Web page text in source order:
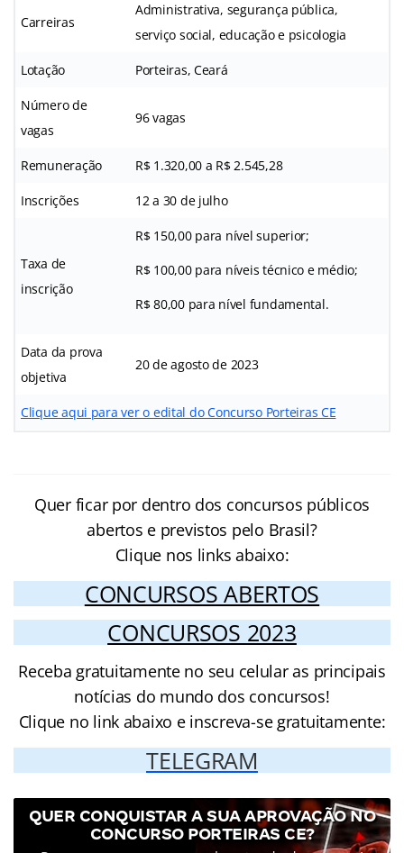
Carreiras
Administrativa, segurança pública,
serviço social, educação e psicologia
Lotação Porteiras, Ceará
Número de
vagas
96 vagas
Remuneração R$ 1.320,00 a R$ 2.545,28
Inscrições 12 a 30 de julho
Taxa de
inscrição
R$ 150,00 para nível superior;
R$ 100,00 para níveis técnico e médio;
R$ 80,00 para nível fundamental.
Data da prova
objetiva
20 de agosto de 2023
Clique aqui para ver o edital do Concurso Porteiras CE
Quer ficar por dentro dos concursos públicos
abertos e previstos pelo Brasil?
Clique nos links abaixo:
CONCURSOS ABERTOS
CONCURSOS 2023
Receba gratuitamente no seu celular as principais
notícias do mundo dos concursos!
Clique no link abaixo e inscreva-se gratuitamente:
TELEGRAM
QUER CONQUISTAR A SUA APROVAÇÃO NO
CONCURSO PORTEIRAS CE?